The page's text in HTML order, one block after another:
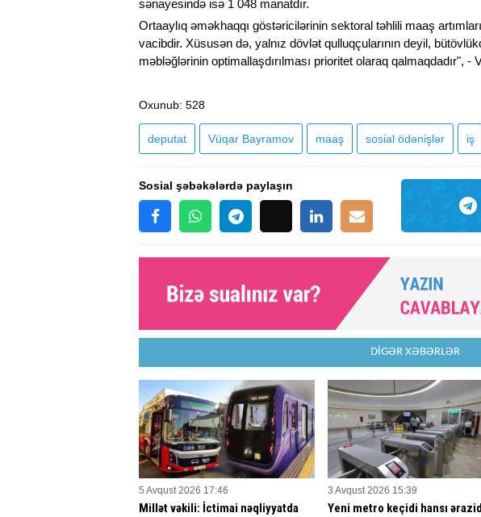
sənayesində isə 1 048 manatdır.
Ortaaylıq əməkhaqqı göstəricilərinin sektoral təhlili maaş
vacibdir. Xüsusən də, yalnız dövlət qulluqçularının deyil,
məbləğlərinin optimallaşdırılması prioritet olaraq qalmaqdadır", -
Oxunub: 528
deputat Vüqar Bayramov maaş sosial ödənişlər iş
Sosial şəbəkələrdə paylaşın
DİGƏR XƏBƏRLƏR
5 Avqust 2026 17:46
Millət vəkili: İctimai nəqliyyatda
3 Avqust 2026 15:39
Yeni metro keçidi hansı